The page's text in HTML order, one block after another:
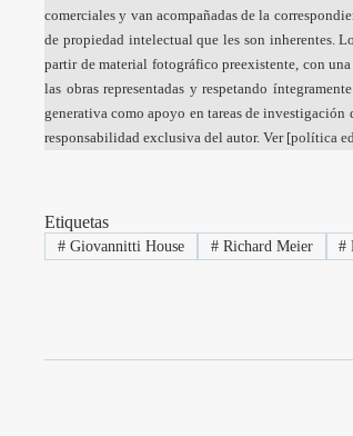
comerciales y van acompañadas de la
de propiedad intelectual que les son inherentes.
partir de material fotográfico preexistente, con
las obras representadas y respetando
generativa como apoyo en tareas de
responsabilidad exclusiva del autor. Ver [política
Etiquetas
#Giovannitti House #Richard Meier #